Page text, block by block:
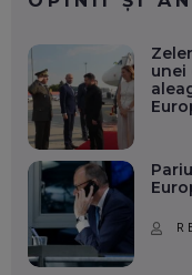
unei